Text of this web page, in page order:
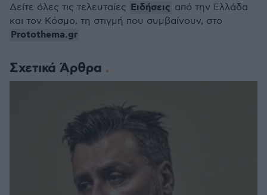
Σχετικά Άρθρα
Δείτε όλες τις τελευταίες Ειδήσεις από την Ελλάδα
και τον Κόσμο, τη στιγμή που συμβαίνουν, στο
Protothema.gr